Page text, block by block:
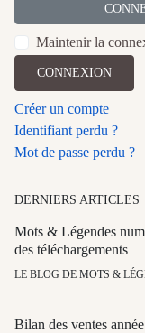
Maintenir la
CONNEXION
Créer un compte
Identifiant perdu ?
Mot de passe perdu ?
DERNIERS ARTICLES
Mots & Légendes
des téléchargements
LE BLOG DE MOTS &
Bilan des ventes